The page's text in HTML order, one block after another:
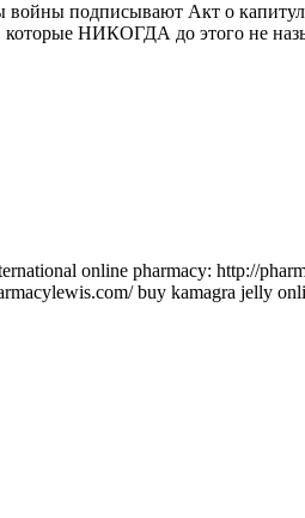
войны подписывают Акт о
которые НИКОГДА до этого не
online pharmacy: http://
buy kamagra jelly